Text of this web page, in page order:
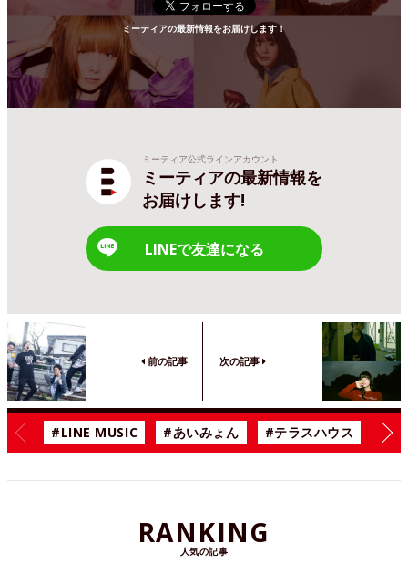
ミーティアの最新情報をお届けします！
ミーティア公式ラインアカウント
ミーティアの最新情報を
お届けします!
LINEで友達になる
前の記事 次の記事
#LINE MUSIC #あいみょん #テラスハウス #
RANKING
人気の記事